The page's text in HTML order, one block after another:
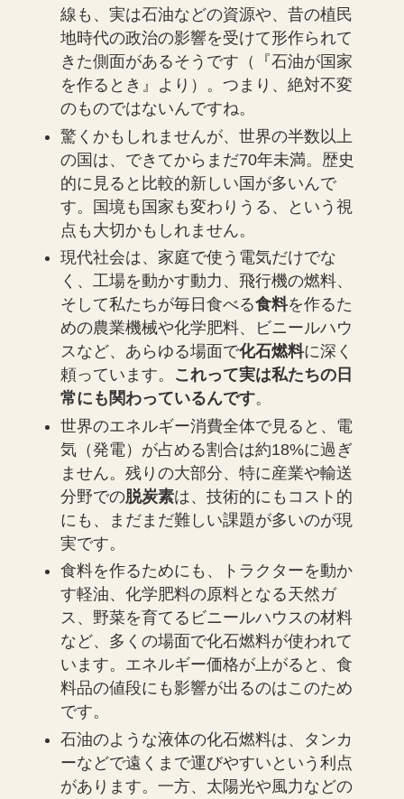
線も、実は石油などの資源や、昔の植民
地時代の政治の影響を受けて形作られて
きた側面があるそうです（『石油が国家
を作るとき』より）。つまり、絶対不変
のものではないんですね。
驚くかもしれませんが、世界の半数以上
の国は、できてからまだ70年未満。歴史
的に見ると比較的新しい国が多いんで
す。国境も国家も変わりうる、という視
点も大切かもしれません。
現代社会は、家庭で使う電気だけでな
く、工場を動かす動力、飛行機の燃料、
そして私たちが毎日食べる食料を作るた
めの農業機械や化学肥料、ビニールハウ
スなど、あらゆる場面で化石燃料に深く
頼っています。 これって実は私たちの日
常にも関わっているんです。
世界のエネルギー消費全体で見ると、電
気（発電）が占める割合は約18%に過ぎ
ません。残りの大部分、特に産業や輸送
分野での脱炭素は、技術的にもコスト的
にも、まだまだ難しい課題が多いのが現
実です。
食料を作るためにも、トラクターを動か
す軽油、化学肥料の原料となる天然ガ
ス、野菜を育てるビニールハウスの材料
など、多くの場面で化石燃料が使われて
います。エネルギー価格が上がると、食
料品の値段にも影響が出るのはこのため
です。
石油のような液体の化石燃料は、タンカ
ーなどで遠くまで運びやすいという利点
があります。一方、太陽光や風力などの